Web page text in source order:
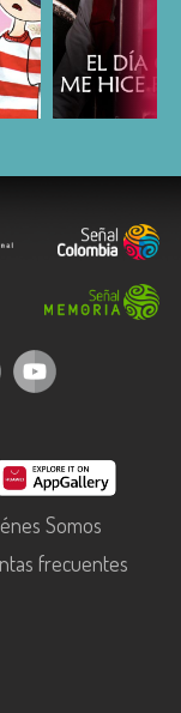
Somos
frecuentes